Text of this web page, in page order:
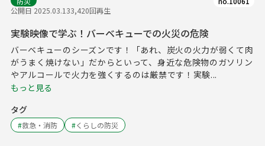
公開日 2025.03.133,420回再生
実験映像で学ぶ！バーベキューでの火災の危険
バーベキューのシーズンです！「あれ、炭火の火力が弱くて肉
がうまく焼けない」だからといって、身近な危険物のガソリン
やアルコールで火力を強くするのは厳禁です！実験...
もっと見る
タグ
#救急・消防 #くらしの防災